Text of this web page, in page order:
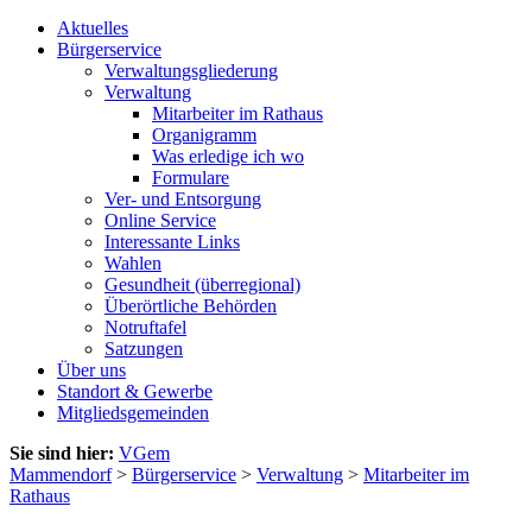
Aktuelles
Bürgerservice
Verwaltungsgliederung
Verwaltung
Mitarbeiter im Rathaus
Organigramm
Was erledige ich wo
Formulare
Ver- und Entsorgung
Online Service
Interessante Links
Wahlen
Gesundheit (überregional)
Überörtliche Behörden
Notruftafel
Satzungen
Über uns
Standort & Gewerbe
Mitgliedsgemeinden
Sie sind hier: VGem
Mammendorf> Bürgerservice > Verwaltung > Mitarbeiter im
Rathaus